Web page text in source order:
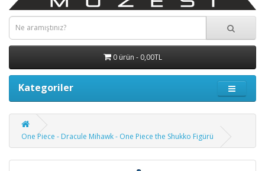
0 ürün - 0,00TL
Kategoriler
One Piece - Dracule Mihawk - One Piece the Shukko Figürü